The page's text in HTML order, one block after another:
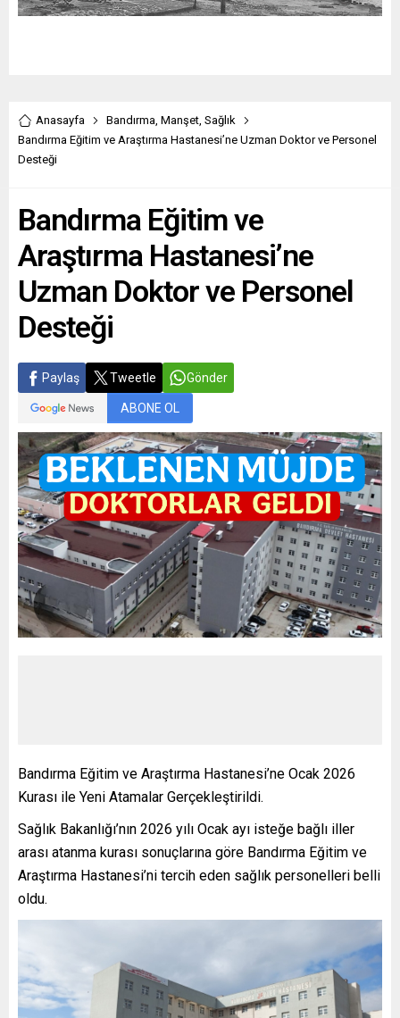
Anasayfa Bandırma, Manşet, Sağlık
Bandırma Eğitim ve Araştırma Hastanesi’ne Uzman Doktor ve Personel
Desteği
Bandırma Eğitim ve
Araştırma Hastanesi’ne
Uzman Doktor ve Personel
Desteği
Paylaş Tweetle Gönder
ABONE OL
Bandırma Eğitim ve Araştırma Hastanesi’ne Ocak 2026
Kurası ile Yeni Atamalar Gerçekleştirildi.
Sağlık Bakanlığı’nın 2026 yılı Ocak ayı isteğe bağlı iller
arası atanma kurası sonuçlarına göre Bandırma Eğitim ve
Araştırma Hastanesi’ni tercih eden sağlık personelleri belli
oldu.